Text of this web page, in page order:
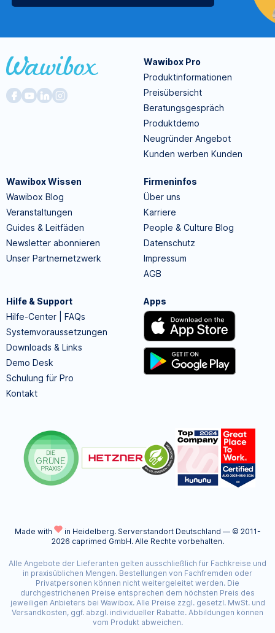
Wawibox Pro
Produktinformationen
Preisübersicht
Beratungsgespräch
Produktdemo
Neugründer Angebot
Kunden werben Kunden
Wawibox Wissen
Wawibox Blog
Veranstaltungen
Guides & Leitfäden
Newsletter abonnieren
Unser Partnernetzwerk
Firmeninfos
Über uns
Karriere
People & Culture Blog
Datenschutz
Impressum
AGB
Hilfe & Support
Hilfe-Center | FAQs
Systemvoraussetzungen
Downloads & Links
Demo Desk
Schulung für Pro
Kontakt
Apps
Made with in Heidelberg. Serverstandort Deutschland — © 2011-
2026 caprimed GmbH. Alle Rechte vorbehalten.
Alle Angebote der Lieferanten gelten ausschließlich für Fachkreise und
in praxisüblichen Mengen. Bestellungen von Fachfremden oder
Privatpersonen können nicht weitergeleitet werden. Die
durchgestrichenen Preise entsprechen dem höchsten Preis des
jeweiligen Anbieters bei Wawibox. Alle Preise zzgl. gesetzl. MwSt. und
Versandkosten, ggf. abzgl. individueller Rabatte. Abbildungen können
vom Produkt abweichen.